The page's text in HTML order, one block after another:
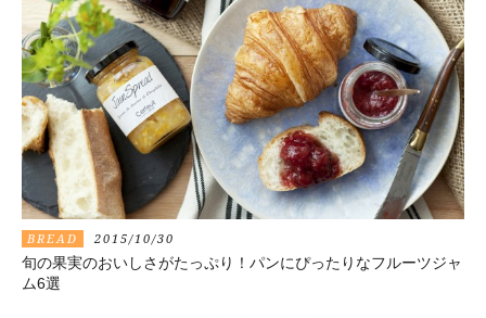
BREAD 2015/10/30
旬の果実のおいしさがたっぷり！パンにぴったりなフルーツジャ
ム6選